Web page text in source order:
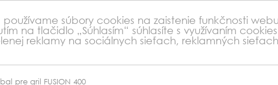
používame súbory cookies na zaistenie funkčnosti
na tlačidlo „Súhlasím“ súhlasíte s využívaním
reklamy na sociálnych sieťach, reklamných
pre gril FUSION 400